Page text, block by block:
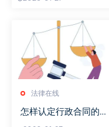
法律在线
怎样认定行政合同的无